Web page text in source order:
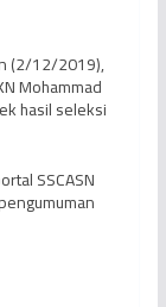
(2/12/2019),
Mohammad
hasil seleksi
SSCASN